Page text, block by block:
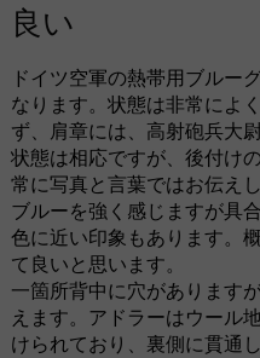
良い
ドイツ空軍の熱帯用ブルー
なります。状態は非常によ
ず、肩章には、高射砲兵大
状態は相応ですが、後付け
常に写真と言葉ではお伝え
ブルーを強く感じますが具
色に近い印象もあります。
て良いと思います。
一箇所背中に穴があります
えます。アドラーはウール
けられており、裏側に貫通